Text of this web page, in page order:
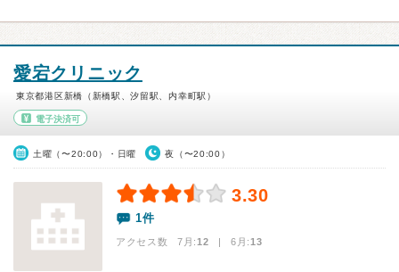
愛宕クリニック
東京都港区新橋（新橋駅、汐留駅、内幸町駅）
電子決済可
土曜（〜20:00）・日曜 夜（〜20:00）
3.30
1件
アクセス数 7月:12 | 6月:13